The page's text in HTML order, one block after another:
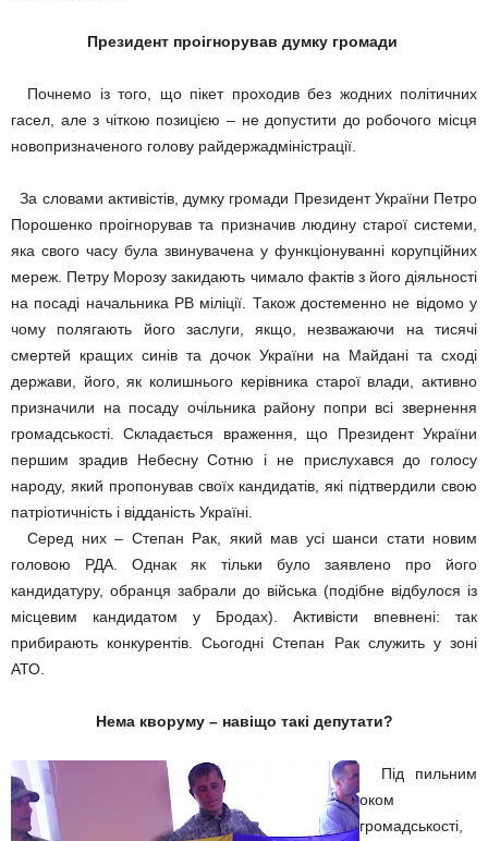
Президент проігнорував думку громади
Почнемо із того, що пікет проходив без жодних політичних
гасел, але з чіткою позицією – не допустити до робочого місця
новопризначеного голову райдержадміністрації.
За словами активістів, думку громади Президент України Петро
Порошенко проігнорував та призначив людину старої системи,
яка свого часу була звинувачена у функціонуванні корупційних
мереж. Петру Морозу закидають чимало фактів з його діяльності
на посаді начальника РВ міліції. Також достеменно не відомо у
чому полягають його заслуги, якщо, незважаючи на тисячі
смертей кращих синів та дочок України на Майдані та сході
держави, його, як колишнього керівника старої влади, активно
призначили на посаду очільника району попри всі звернення
громадськості. Складається враження, що Президент України
першим зрадив Небесну Сотню і не прислухався до голосу
народу, який пропонував своїх кандидатів, які підтвердили свою
патріотичність і відданість Україні.
Серед них – Степан Рак, який мав усі шанси стати новим
головою РДА. Однак як тільки було заявлено про його
кандидатуру, обранця забрали до війська (подібне відбулося із
місцевим кандидатом у Бродах). Активісти впевнені: так
прибирають конкурентів. Сьогодні Степан Рак служить у зоні
АТО.
Нема кворуму – навіщо такі депутати?
Під пильним
оком
громадськості,